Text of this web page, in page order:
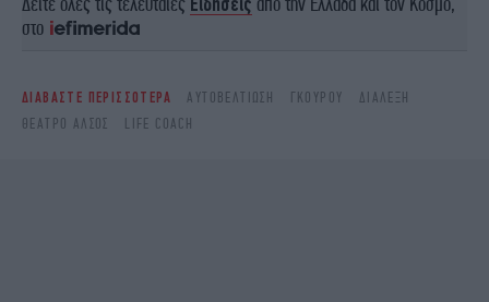
στο
ΔΙΑΒΑΣΤΕ ΠΕΡΙΣΣΟΤΕΡΑ ΑΥΤΟΒΕΛΤΊΩΣΗ ΓΚΟΥΡΟΎ
ΔΙΆΛΕΞΗ
ΘΈΑΤΡΟ ΑΛΣΟΣ
LIFE COACH